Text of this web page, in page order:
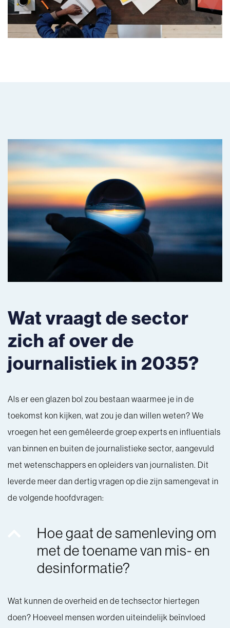
Wat vraagt de sector
zich af over de
journalistiek in 2035?
Als er een glazen bol zou bestaan waarmee je in de
toekomst kon kijken, wat zou je dan willen weten? We
vroegen het een gemêleerde groep experts en influentials
van binnen en buiten de journalistieke sector, aangevuld
met wetenschappers en opleiders van journalisten. Dit
leverde meer dan dertig vragen op die zijn samengevat in
de volgende hoofdvragen:
Hoe gaat de samenleving om
met de toename van mis- en
desinformatie?
Wat kunnen de overheid en de techsector hiertegen
doen? Hoeveel mensen worden uiteindelijk beïnvloed